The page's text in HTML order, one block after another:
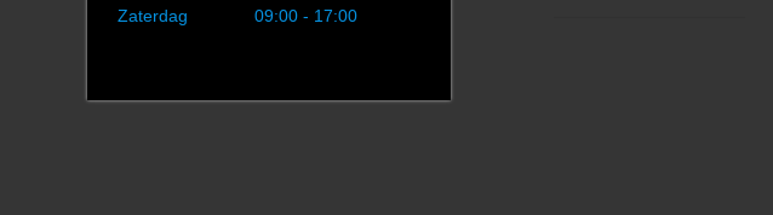
Zaterdag
09:00 - 17:00